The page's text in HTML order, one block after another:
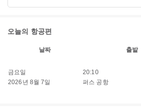
오늘의 항공편
날짜 출발
금요일
2026년 8월 7일
20:10
퍼스 공항